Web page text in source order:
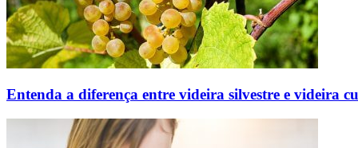
Entenda a diferença entre videira silvestre e videira